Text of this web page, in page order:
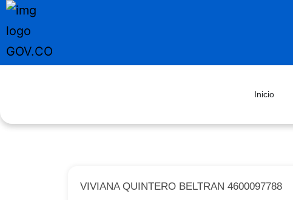
Inicio
VIVIANA QUINTERO BELTRAN 4600097788